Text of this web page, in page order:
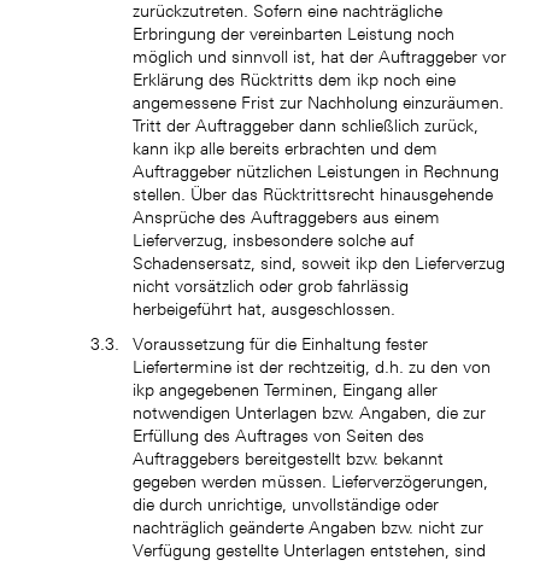
zurückzutreten. Sofern eine nachträgliche
Erbringung der vereinbarten Leistung noch
möglich und sinnvoll ist, hat der Auftraggeber vor
Erklärung des Rücktritts dem ikp noch eine
angemessene Frist zur Nachholung einzuräumen.
Tritt der Auftraggeber dann schließlich zurück,
kann ikp alle bereits erbrachten und dem
Auftraggeber nützlichen Leistungen in Rechnung
stellen. Über das Rücktrittsrecht hinausgehende
Ansprüche des Auftraggebers aus einem
Lieferverzug, insbesondere solche auf
Schadensersatz, sind, soweit ikp den Lieferverzug
nicht vorsätzlich oder grob fahrlässig
herbeigeführt hat, ausgeschlossen.
Voraussetzung für die Einhaltung fester
Liefertermine ist der rechtzeitig, d.h. zu den von
ikp angegebenen Terminen, Eingang aller
notwendigen Unterlagen bzw. Angaben, die zur
Erfüllung des Auftrages von Seiten des
Auftraggebers bereitgestellt bzw. bekannt
gegeben werden müssen. Lieferverzögerungen,
die durch unrichtige, unvollständige oder
nachträglich geänderte Angaben bzw. nicht zur
Verfügung gestellte Unterlagen entstehen, sind